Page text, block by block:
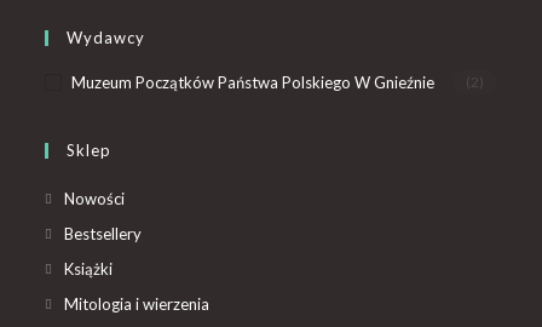
Wydawcy
Muzeum Początków Państwa Polskiego W Gnieźnie (2)
Sklep
Nowości
Bestsellery
Książki
Mitologia i wierzenia